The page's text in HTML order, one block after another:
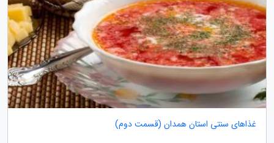
غذاهای سنتی استان همدان (قسمت دوم)